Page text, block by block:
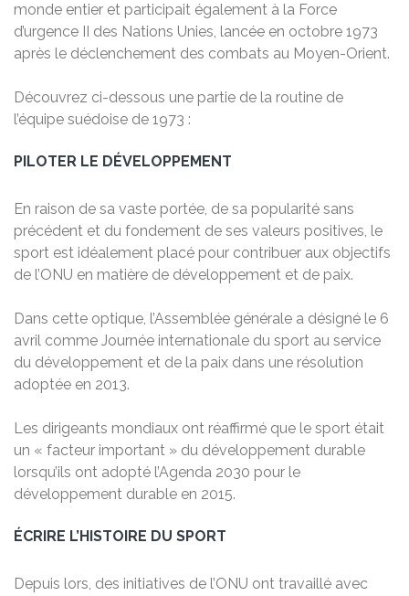
monde entier et participait également à la Force
d’urgence II des Nations Unies, lancée en octobre 1973
après le déclenchement des combats au Moyen-Orient.
Découvrez ci-dessous une partie de la routine de
l’équipe suédoise de 1973 :
PILOTER LE DÉVELOPPEMENT
En raison de sa vaste portée, de sa popularité sans
précédent et du fondement de ses valeurs positives, le
sport est idéalement placé pour contribuer aux objectifs
de l’ONU en matière de développement et de paix.
Dans cette optique, l’Assemblée générale a désigné le 6
avril comme Journée internationale du sport au service
du développement et de la paix dans une résolution
adoptée en 2013.
Les dirigeants mondiaux ont réaffirmé que le sport était
un « facteur important » du développement durable
lorsqu’ils ont adopté l’Agenda 2030 pour le
développement durable en 2015.
ÉCRIRE L’HISTOIRE DU SPORT
Depuis lors, des initiatives de l’ONU ont travaillé avec